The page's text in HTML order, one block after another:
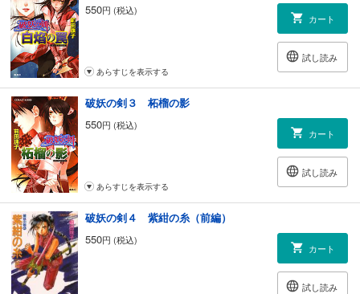
550円 (税込)
カート
試し読み
あらすじを表示する
破妖の剣３ 柘榴の影
550円 (税込)
カート
試し読み
あらすじを表示する
破妖の剣４ 紫紺の糸（前編）
550円 (税込)
カート
試し読み